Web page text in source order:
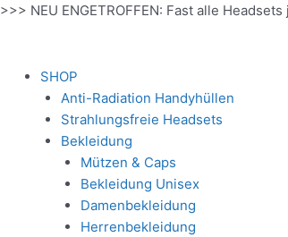
Zum
>>> NEU ENGETROFFEN: Fast alle
SHOP
Anti-Radiation Handyhüllen
Strahlungsfreie Headsets
Bekleidung
Mützen & Caps
Bekleidung Unisex
Damenbekleidung
Herrenbekleidung